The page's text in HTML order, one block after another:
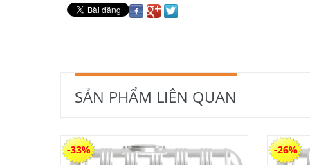
SẢN PHẨM LIÊN QUAN
-33% -26%